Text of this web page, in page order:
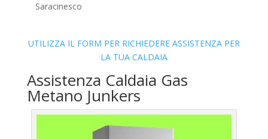
Saracinesco
UTILIZZA IL FORM PER RICHIEDERE ASSISTENZA PER
LA TUA CALDAIA
Assistenza Caldaia Gas
Metano Junkers